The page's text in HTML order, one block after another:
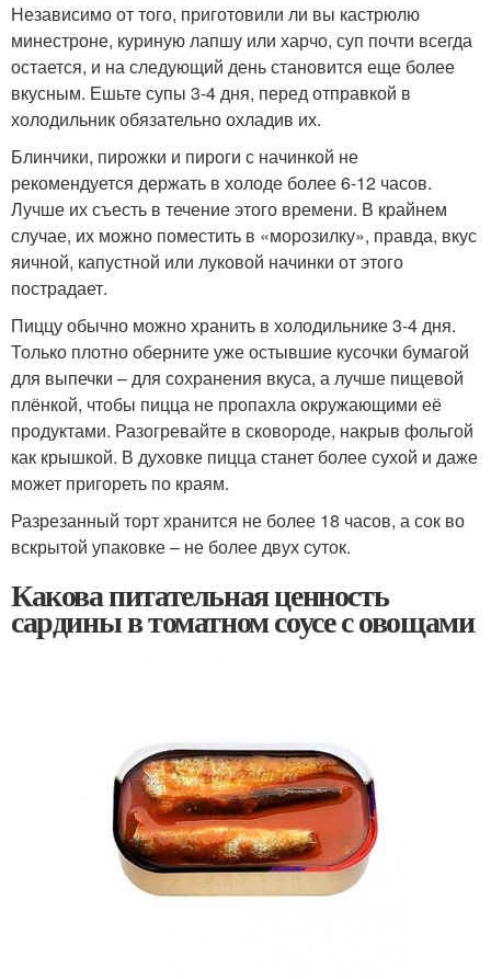
Независимо от того, приготовили ли вы кастрюлю
минестроне, куриную лапшу или харчо, суп почти всегда
остается, и на следующий день становится еще более
вкусным. Ешьте супы 3-4 дня, перед отправкой в
холодильник обязательно охладив их.
Блинчики, пирожки и пироги с начинкой не
рекомендуется держать в холоде более 6-12 часов.
Лучше их съесть в течение этого времени. В крайнем
случае, их можно поместить в «морозилку», правда, вкус
яичной, капустной или луковой начинки от этого
пострадает.
Пиццу обычно можно хранить в холодильнике 3-4 дня.
Только плотно оберните уже остывшие кусочки бумагой
для выпечки – для сохранения вкуса, а лучше пищевой
плёнкой, чтобы пицца не пропахла окружающими её
продуктами. Разогревайте в сковороде, накрыв фольгой
как крышкой. В духовке пицца станет более сухой и даже
может пригореть по краям.
Разрезанный торт хранится не более 18 часов, а сок во
вскрытой упаковке – не более двух суток.
Какова питательная ценность
сардины в томатном соусе с овощами